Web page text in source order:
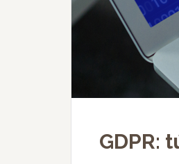
GDPR: